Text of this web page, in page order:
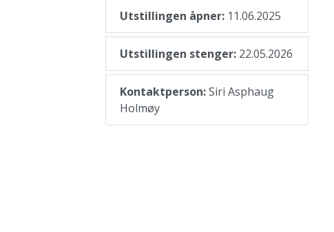
Utstillingen åpner:11.06.2025
Utstillingen stenger:22.05.2026
Kontaktperson:Siri Asphaug
Holmøy